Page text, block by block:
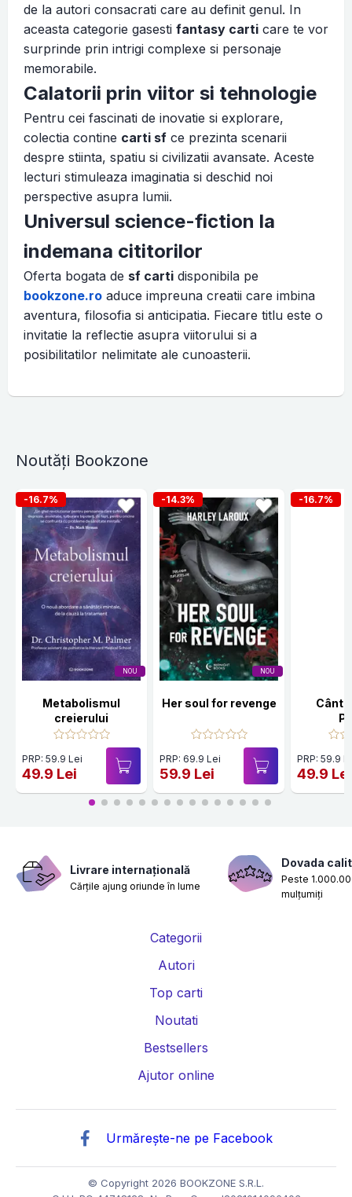
de la autori consacrati care au definit genul. In
aceasta categorie gasesti fantasy carti care te vor
surprinde prin intrigi complexe si personaje
memorabile.
Calatorii prin viitor si tehnologie
Pentru cei fascinati de inovatie si explorare,
colectia contine carti sf ce prezinta scenarii
despre stiinta, spatiu si civilizatii avansate. Aceste
lecturi stimuleaza imaginatia si deschid noi
perspective asupra lumii.
Universul science-fiction la
indemana cititorilor
Oferta bogata de sf carti disponibila pe
bookzone.ro aduce impreuna creatii care imbina
aventura, filosofia si anticipatia. Fiecare titlu este o
invitatie la reflectie asupra viitorului si a
posibilitatilor nelimitate ale cunoasterii.
Noutăți Bookzone
NOU
-16.7%
Metabolismul
creierului
PRP: 59.9 Lei
49.9 Lei
NOU
-14.3%
Her soul for revenge
PRP: 69.9 Lei
59.9 Lei
-16.7%
PRP: 59.9
49.9 Lei
Livrare internațională
Cărțile ajung oriunde în lume
Dovada
Peste
mulțumiți
Categorii
Autori
Top carti
Noutati
Bestsellers
Ajutor online
Urmărește-ne pe Facebook
© Copyright 2026 BOOKZONE S.R.L.